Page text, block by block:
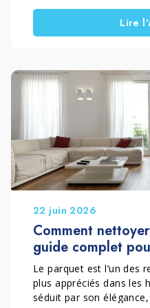
il est toutefois
d’un entretien
nombreux cas, il est
qui le rend unique.
Lire
22 juin 2026
Comment
guide complet
finition
Le parquet est l’un des
plus appréciés dans les
séduit par son